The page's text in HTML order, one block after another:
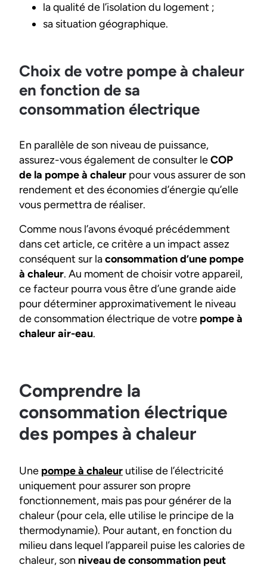
la qualité de l’isolation du logement ;
sa situation géographique.
Choix de votre pompe à chaleur
en fonction de sa
consommation électrique
En parallèle de son niveau de puissance,
assurez-vous également de consulter leCOP
de la pompe à chaleur pour vous assurer de son
rendement et des économies d’énergie qu’elle
vous permettra de réaliser.
Comme nous l’avons évoqué précédemment
dans cet article, ce critère a un impact assez
conséquent sur laconsommation d’une pompe
à chaleur. Au moment de choisir votre appareil,
ce facteur pourra vous être d’une grande aide
pour déterminer approximativement le niveau
de consommation électrique de votre pompe à
chaleur air-eau.
Comprendre la
consommation électrique
des pompes à chaleur
Une pompe à chaleur utilise de l’électricité
uniquement pour assurer son propre
fonctionnement, mais pas pour générer de la
chaleur (pour cela, elle utilise le principe de la
thermodynamie). Pour autant, en fonction du
milieu dans lequel l’appareil puise les calories de
chaleur, son niveau de consommation peut